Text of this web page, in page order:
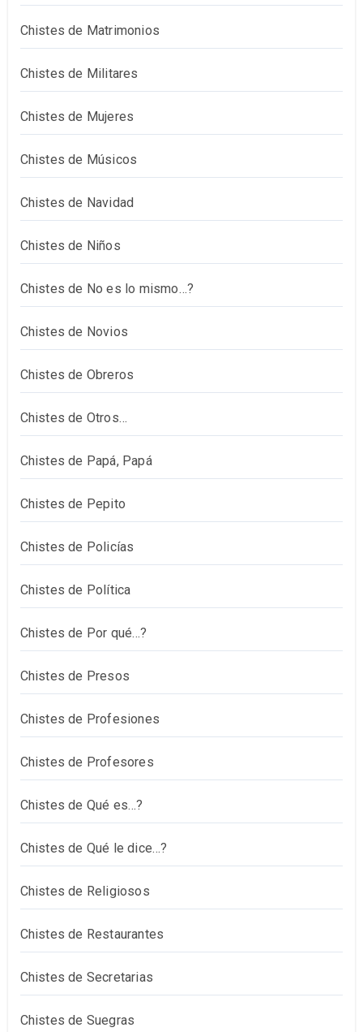
Chistes de Matrimonios
Chistes de Militares
Chistes de Mujeres
Chistes de Músicos
Chistes de Navidad
Chistes de Niños
Chistes de No es lo mismo…?
Chistes de Novios
Chistes de Obreros
Chistes de Otros…
Chistes de Papá, Papá
Chistes de Pepito
Chistes de Policías
Chistes de Política
Chistes de Por qué…?
Chistes de Presos
Chistes de Profesiones
Chistes de Profesores
Chistes de Qué es…?
Chistes de Qué le dice…?
Chistes de Religiosos
Chistes de Restaurantes
Chistes de Secretarias
Chistes de Suegras